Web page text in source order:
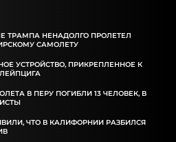
ТРАМПА НЕНАДОЛГО ПРОЛЕТЕЛ
САМОЛЕТУ
УСТРОЙСТВО, ПРИКРЕПЛЕННОЕ К
В ПЕРУ ПОГИБЛИ 13 ЧЕЛОВЕК, В
ЧТО В КАЛИФОРНИИ РАЗБИЛСЯ